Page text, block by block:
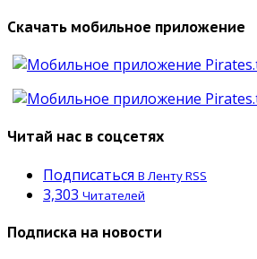
Скачать мобильное приложение
Читай нас в соцсетях
Подписаться В Ленту RSS
3,303 Читателей
Подписка на новости